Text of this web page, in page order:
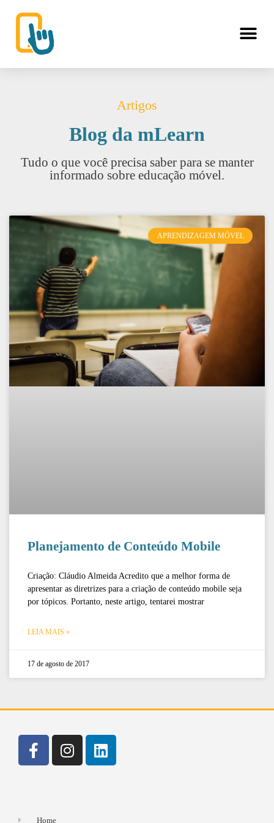
Artigos
Blog da mLearn
Tudo o que você precisa saber para se manter
informado sobre educação móvel.
APRENDIZAGEM MÓVEL
Planejamento de Conteúdo Mobile
Criação: Cláudio Almeida Acredito que a melhor forma de
apresentar as diretrizes para a criação de conteúdo mobile seja
por tópicos. Portanto, neste artigo, tentarei mostrar
LEIA MAIS »
17 de agosto de 2017
Home